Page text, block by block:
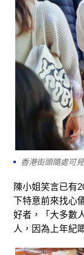
香港街頭隨處可
陳小姐笑言已有
下特意前來找心
好者，「大多數
人，因為上年紀